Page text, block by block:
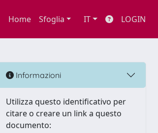
Home Sfoglia IT LOGIN
Informazioni
Utilizza questo identificativo per
citare o creare un link a questo
documento: